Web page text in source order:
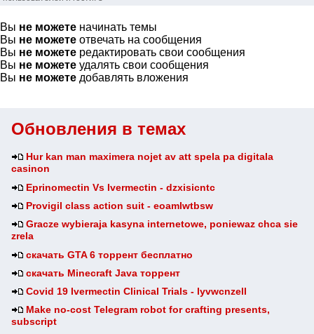
Обновления в темах
Hur kan man maximera nojet av att spela pa digitala
casinon
Eprinomectin Vs Ivermectin - dzxisicntc
Provigil class action suit - eoamlwtbsw
Gracze wybieraja kasyna internetowe, poniewaz chca sie
zrela
скачать GTA 6 торрент бесплатно
скачать Minecraft Java торрент
Covid 19 Ivermectin Clinical Trials - lyvwcnzell
Make no-cost Telegram robot for crafting presents,
subscript
Вы не можете начинать темы
Вы не можете отвечать на сообщения
Вы не можете редактировать свои сообщения
Вы не можете удалять свои сообщения
Вы не можете добавлять вложения